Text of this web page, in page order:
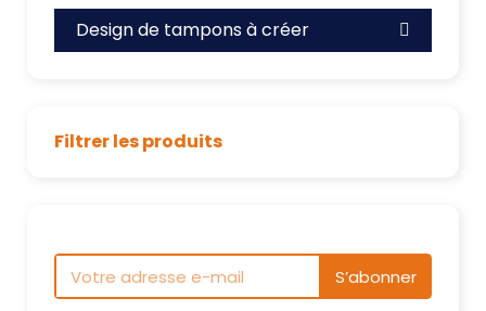
Design de tampons à créer
Filtrer les produits
S’abonner